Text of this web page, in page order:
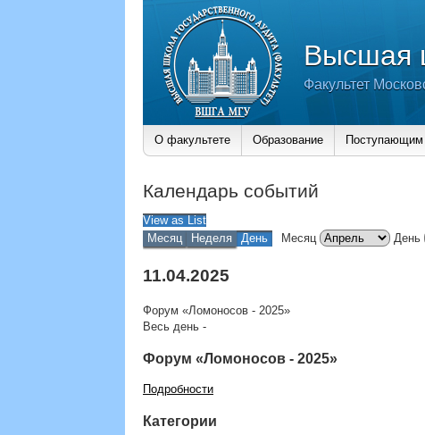
Высшая
Факультет
О факультете Образование Поступающим
Календарь событий
View asList
Месяц
Неделя День Месяц День
11.04.2025
Форум «Ломоносов - 2025»
Весь день -
Форум «Ломоносов - 2025»
Подробности
Категории